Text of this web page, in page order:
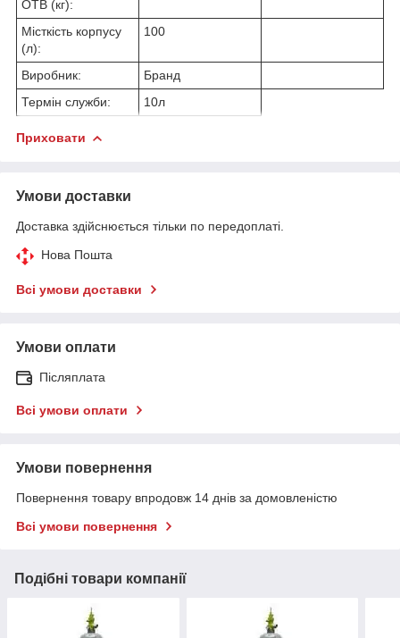
ОТВ (кг):
Місткість корпусу
(л):
100
Виробник:
Бранд
Термін служби:
10л
Приховати
Умови доставки
Доставка здійснюється тільки по передоплаті.
Нова Пошта
Всі умови доставки
Умови оплати
Післяплата
Всі умови оплати
Умови повернення
Повернення товару впродовж 14 днів за домовленістю
Всі умови повернення
Подібні товари компанії